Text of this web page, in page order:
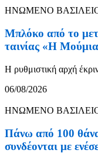
ΗΝΩΜΕΝΟ
Μπλόκο από το
ταινίας «Η
Η ρυθμιστική αρχή
06/08/2026
ΗΝΩΜΕΝΟ
Πάνω από 100
συνδέονται με